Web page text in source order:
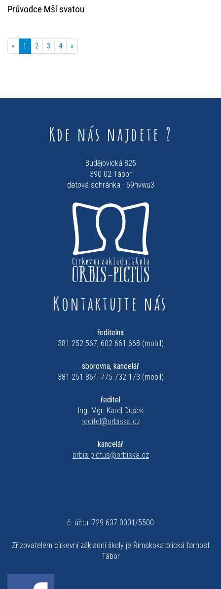
Průvodce Mší svatou
« 1 2 3 4 »
Kde nás najdete ?
Budějovická 825
390 02 Tábor
datová schránka - 69nvwu3
Kontaktujte nás
ředitelna
381 252 567, 602 661 668 (mobil)
sborovna, kancelář
381 251 864, 775 732 173 (mobil)
ředitel
Ing. Mgr. Karel Dušek
reditel@orbiska.cz
kancelář
orbis-pictus@orbiska.cz
č. účtu: 729 637 0001/5500
Zřizovatelem církevní základní školy je Římskokatolická farnost
Tábor